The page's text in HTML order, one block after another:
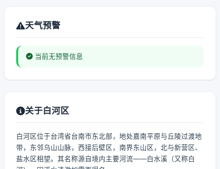
天气预警
当前无预警信息
关于白河区
白河区位于台湾省台南市东北部，地处嘉南平原与丘陵过渡地
带，东邻乌山山脉，西接后壁区，南界东山区，北与新营区、
盐水区相望。其名称源自境内主要河流——白水溪（又称白